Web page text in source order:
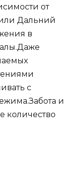
от
Дальний
в
с
и
количество